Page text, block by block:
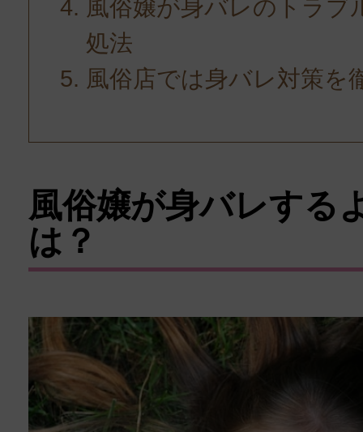
風俗嬢が身バレのトラブ
処法
風俗店では身バレ対策を
風俗嬢が身バレする
は？